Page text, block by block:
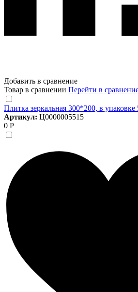
Добавить в сравнение
Товар в сравнении Перейти в
Плитка зеркальная 300*200, в
Артикул: Ц0000005515
0 Р